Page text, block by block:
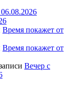
Время покажет от
Время покажет от
Вечер с